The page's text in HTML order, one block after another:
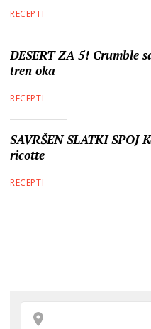
RECEPTI
DESERT ZA 5! Crumble
tren oka
RECEPTI
SAVRŠEN SLATKI SPOJ
ricotte
RECEPTI